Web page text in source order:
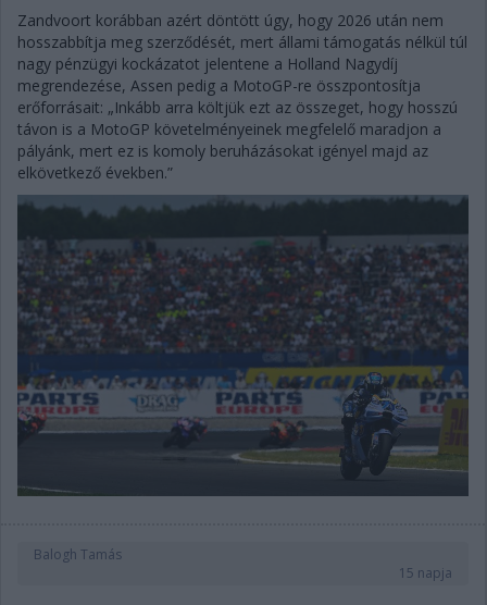
Zandvoort korábban azért döntött úgy, hogy 2026 után nem
hosszabbítja meg szerződését, mert állami támogatás nélkül túl
nagy pénzügyi kockázatot jelentene a Holland Nagydíj
megrendezése, Assen pedig a MotoGP-re összpontosítja
erőforrásait: „Inkább arra költjük ezt az összeget, hogy hosszú
távon is a MotoGP követelményeinek megfelelő maradjon a
pályánk, mert ez is komoly beruházásokat igényel majd az
elkövetkező években.”
Balogh Tamás
15 napja